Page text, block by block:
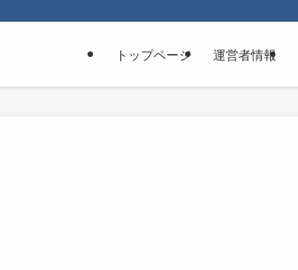
トップページ 運営者情報